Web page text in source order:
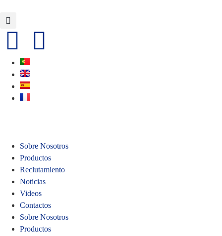
Sobre Nosotros
Productos
Reclutamiento
Noticias
Videos
Contactos
Sobre Nosotros
Productos